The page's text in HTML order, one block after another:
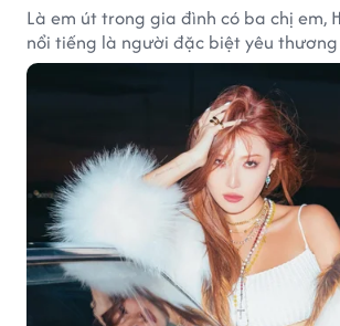
Là em út trong gia đình có ba chị em,
nổi tiếng là người đặc biệt yêu